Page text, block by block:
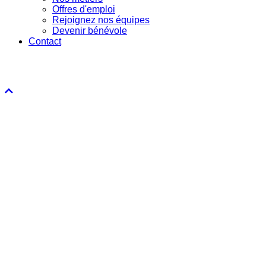
Offres d'emploi
Rejoignez nos équipes
Devenir bénévole
Contact